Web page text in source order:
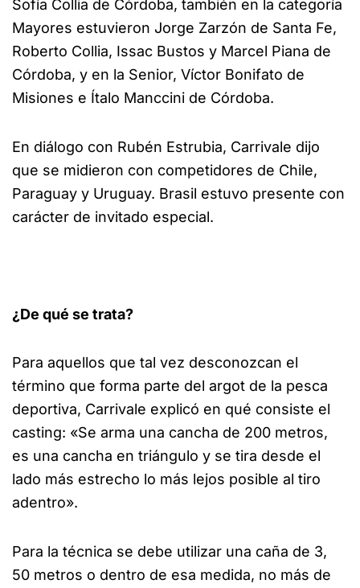
Sofía Collia de Córdoba, también en la categoría
Mayores estuvieron Jorge Zarzón de Santa Fe,
Roberto Collia, Issac Bustos y Marcel Piana de
Córdoba, y en la Senior, Víctor Bonifato de
Misiones e Ítalo Manccini de Córdoba.
En diálogo con Rubén Estrubia, Carrivale dijo
que se midieron con competidores de Chile,
Paraguay y Uruguay. Brasil estuvo presente con
carácter de invitado especial.
¿De qué se trata?
Para aquellos que tal vez desconozcan el
término que forma parte del argot de la pesca
deportiva, Carrivale explicó en qué consiste el
casting: «Se arma una cancha de 200 metros,
es una cancha en triángulo y se tira desde el
lado más estrecho lo más lejos posible al tiro
adentro».
Para la técnica se debe utilizar una caña de 3,
50 metros o dentro de esa medida, no más de